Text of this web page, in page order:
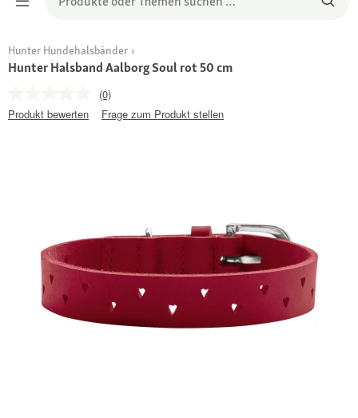
Hunter Hundehalsbänder
Hunter Halsband Aalborg Soul rot 50 cm
(0)
Produkt bewerten
Frage zum Produkt stellen